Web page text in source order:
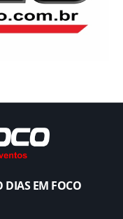
DIAS EM FOCO